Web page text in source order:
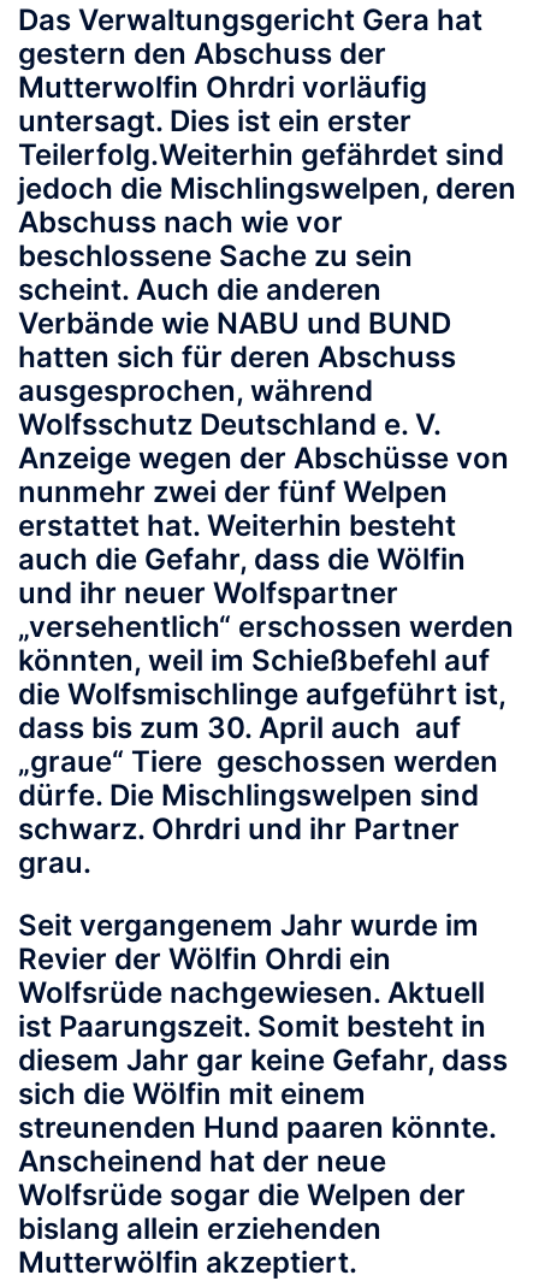
Das Verwaltungsgericht Gera hat
gestern den Abschuss der
Mutterwolfin Ohrdri vorläufig
untersagt. Dies ist ein erster
Teilerfolg.Weiterhin gefährdet sind
jedoch die Mischlingswelpen, deren
Abschuss nach wie vor
beschlossene Sache zu sein
scheint. Auch die anderen
Verbände wie NABU und BUND
hatten sich für deren Abschuss
ausgesprochen, während
Wolfsschutz Deutschland e. V.
Anzeige wegen der Abschüsse von
nunmehr zwei der fünf Welpen
erstattet hat. Weiterhin besteht
auch die Gefahr, dass die Wölfin
und ihr neuer Wolfspartner
„versehentlich“ erschossen werden
könnten, weil im Schießbefehl auf
die Wolfsmischlinge aufgeführt ist,
dass bis zum 30. April auch auf
„graue“ Tiere geschossen werden
dürfe. Die Mischlingswelpen sind
schwarz. Ohrdri und ihr Partner
grau.
Seit vergangenem Jahr wurde im
Revier der Wölfin Ohrdi ein
Wolfsrüde nachgewiesen. Aktuell
ist Paarungszeit. Somit besteht in
diesem Jahr gar keine Gefahr, dass
sich die Wölfin mit einem
streunenden Hund paaren könnte.
Anscheinend hat der neue
Wolfsrüde sogar die Welpen der
bislang allein erziehenden
Mutterwölfin akzeptiert.